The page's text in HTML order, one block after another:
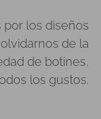
por los diseños
de la
de botines,
los gustos.